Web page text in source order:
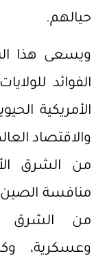
حيالهم.
ويسعى هذا
الفوائد
الأمريكية
والاقتصاد
من الشرق
منافسة الصين
من الشرق
وعسكرية،